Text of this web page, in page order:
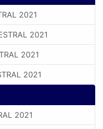
2021
2021
2021
2021
2021